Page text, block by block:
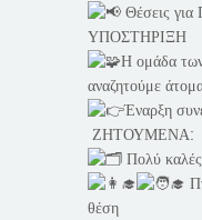
Θέσεις
ΥΠΟΣΤΗΡΙΞΗ
Η ομάδα
αναζητούμε
Έναρξη
ΖΗΤΟΥΜΕΝΑ:
Πολύ καλές
θέση